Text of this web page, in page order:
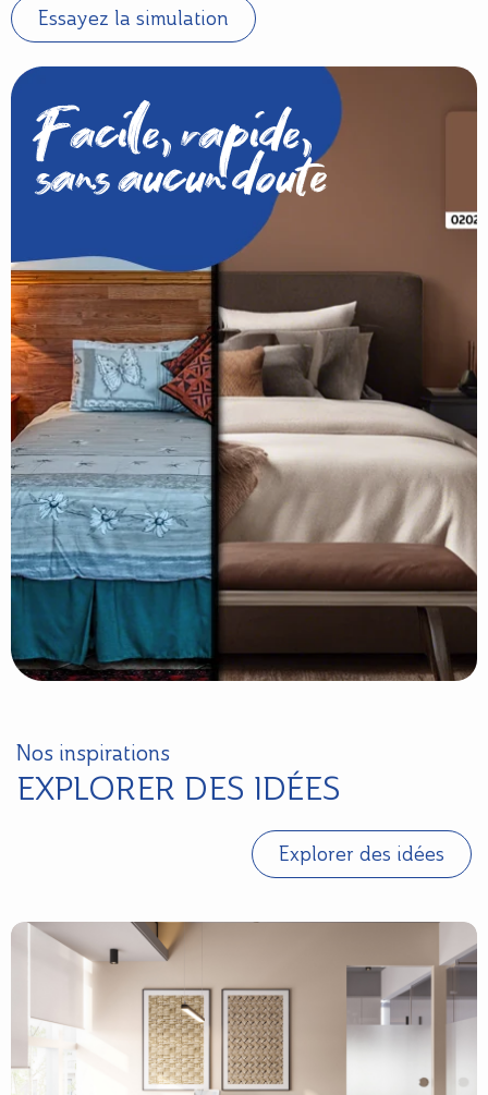
Essayez la simulation
Facile, rapide,
sans aucun doute
Nos inspirations
EXPLORER DES IDÉES
Explorer des idées